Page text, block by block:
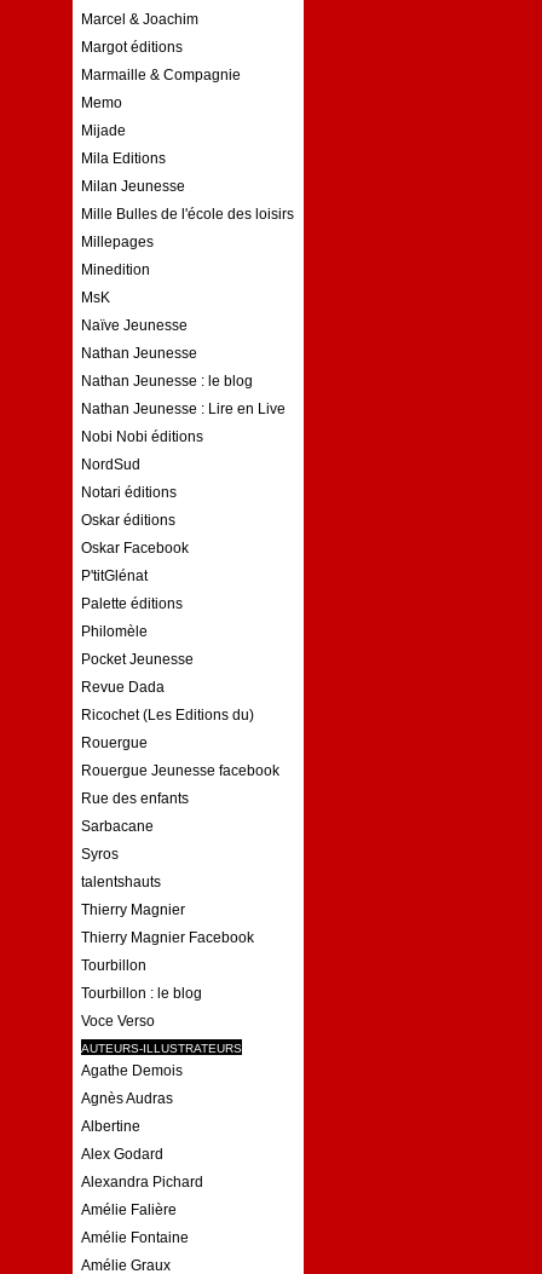
Marcel & Joachim
Margot éditions
Marmaille & Compagnie
Memo
Mijade
Mila Editions
Milan Jeunesse
Mille Bulles de l'école des loisirs
Millepages
Minedition
MsK
Naïve Jeunesse
Nathan Jeunesse
Nathan Jeunesse : le blog
Nathan Jeunesse : Lire en Live
Nobi Nobi éditions
NordSud
Notari éditions
Oskar éditions
Oskar Facebook
P'titGlénat
Palette éditions
Philomèle
Pocket Jeunesse
Revue Dada
Ricochet (Les Editions du)
Rouergue
Rouergue Jeunesse facebook
Rue des enfants
Sarbacane
Syros
talentshauts
Thierry Magnier
Thierry Magnier Facebook
Tourbillon
Tourbillon : le blog
Voce Verso
AUTEURS-ILLUSTRATEURS
Agathe Demois
Agnès Audras
Albertine
Alex Godard
Alexandra Pichard
Amélie Falière
Amélie Fontaine
Amélie Graux